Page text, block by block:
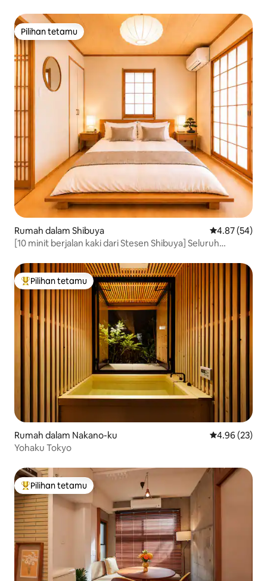
Pilihan tetamu
Pilihan tetamu
Rumah dalam Shibuya Penarafan
4.87 (54)
[10 minit berjalan kaki dari Stesen Shibuya] Seluruh
mandi/parkir percuma
Pilihan utama tetamu
Pilihan tetamu
Rumah dalam Nakano-ku Penarafan
4.96 (23)
Yohaku Tokyo
Pilihan utama tetamu
Pilihan tetamu